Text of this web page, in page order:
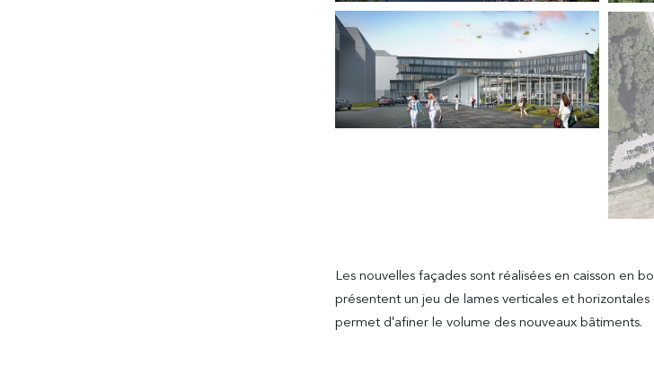
Les nouvelles façades sont réalisées en caisson en
présentent un jeu de lames verticales et
permet d'afiner le volume des nouveaux bâtiments.